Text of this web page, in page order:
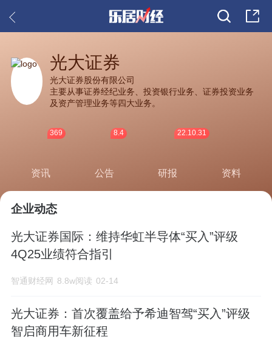
光大证券
光大证券股份有限公司
主要从事证券经纪业务、投资银行业务、证券投资业务
及资产管理业务等四大业务。
369
资讯
8.4
公告
22.10.31
研报 资料
企业动态
光大证券国际：维持华虹半导体“买入”评级
4Q25业绩符合指引
智通财经网 8.8w阅读 02-14
光大证券：首次覆盖给予希迪智驾“买入”评级
智启商用车新征程